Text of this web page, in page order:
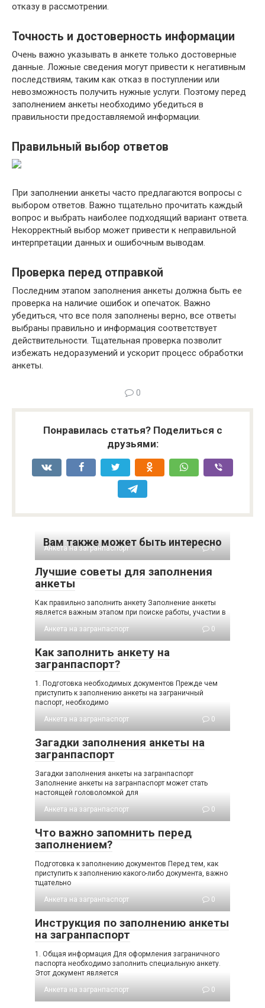
отказу в рассмотрении.
Точность и достоверность информации
Очень важно указывать в анкете только достоверные
данные. Ложные сведения могут привести к негативным
последствиям, таким как отказ в поступлении или
невозможность получить нужные услуги. Поэтому перед
заполнением анкеты необходимо убедиться в
правильности предоставляемой информации.
Правильный выбор ответов
При заполнении анкеты часто предлагаются вопросы с
выбором ответов. Важно тщательно прочитать каждый
вопрос и выбрать наиболее подходящий вариант ответа.
Некорректный выбор может привести к неправильной
интерпретации данных и ошибочным выводам.
Проверка перед отправкой
Последним этапом заполнения анкеты должна быть ее
проверка на наличие ошибок и опечаток. Важно
убедиться, что все поля заполнены верно, все ответы
выбраны правильно и информация соответствует
действительности. Тщательная проверка позволит
избежать недоразумений и ускорит процесс обработки
анкеты.
0
Понравилась статья? Поделиться с
друзьями:
Вам также может быть интересно
Анкета на загранпаспорт 0
Лучшие советы для заполнения
анкеты
Как правильно заполнить анкету Заполнение анкеты
является важным этапом при поиске работы, участии в
Анкета на загранпаспорт
0
Как заполнить анкету на
загранпаспорт?
1. Подготовка необходимых документов Прежде чем
приступить к заполнению анкеты на заграничный
паспорт, необходимо
Анкета на загранпаспорт
0
Загадки заполнения анкеты на
загранпаспорт
Загадки заполнения анкеты на загранпаспорт
Заполнение анкеты на загранпаспорт может стать
настоящей головоломкой для
Анкета на загранпаспорт
0
Что важно запомнить перед
заполнением?
Подготовка к заполнению документов Перед тем, как
приступить к заполнению какого-либо документа, важно
тщательно
Анкета на загранпаспорт
0
Инструкция по заполнению анкеты
на загранпаспорт
1. Общая информация Для оформления заграничного
паспорта необходимо заполнить специальную анкету.
Этот документ является
Анкета на загранпаспорт
0